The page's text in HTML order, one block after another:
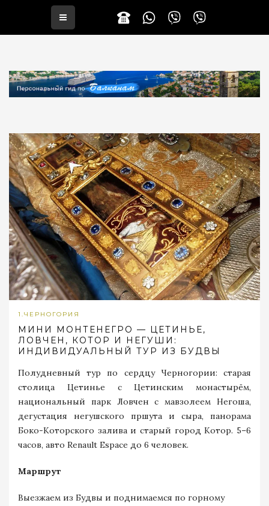
1.ЧЕРНОГОРИЯ
МИНИ МОНТЕНЕГРО — ЦЕТИНЬЕ,
ЛОВЧЕН, КОТОР И НЕГУШИ:
ИНДИВИДУАЛЬНЫЙ ТУР ИЗ БУДВЫ
Полудневный тур по сердцу Черногории: старая
столица Цетинье с Цетинским монастырём,
национальный парк Ловчен с мавзолеем Негоша,
дегустация негушского пршута и сыра, панорама
Боко-Которского залива и старый город Котор. 5–6
часов, авто Renault Espace до 6 человек.
Маршрут
Выезжаем из Будвы и поднимаемся по горному